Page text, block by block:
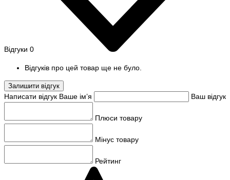
Відгуки 0
Відгуків про цей товар ще не було.
Залишити відгук
Написати відгук Ваше ім’я Ваш відгук
Плюси товару
Мінус товару
Рейтинг